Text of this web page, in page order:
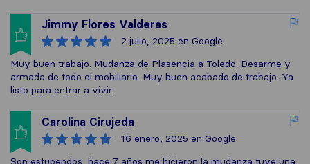
Jimmy Flores Valderas
2 julio, 2025 en Google
Muy buen trabajo. Mudanza de Plasencia a Toledo. Desarme y
armada de todo el mobiliario. Muy buen acabado de trabajo. Ya
listo para entrar a vivir.
Carolina Cirujeda
16 enero, 2025 en Google
Son estupendos, hace 7 años me hicieron la mudanza,tuve una